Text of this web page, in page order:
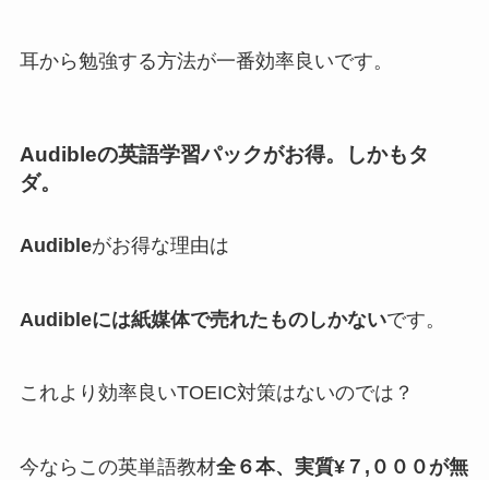
耳から勉強する方法が一番効率良いです。
Audibleの英語学習パックがお得。しかもタ
ダ。
Audibleがお得な理由は
Audibleには紙媒体で売れたものしかないです。
これより効率良いTOEIC対策はないのでは？
今ならこの英単語教材全６本、実質¥７,０００が無